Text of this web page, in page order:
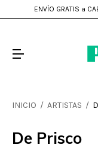
ENVÍO GRATIS a
INICIO / ARTISTAS /
De Prisco